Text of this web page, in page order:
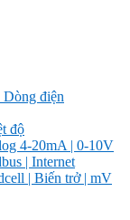
điện
độ
4-20mA | 0-10V
| Internet
| Biến trở | mV